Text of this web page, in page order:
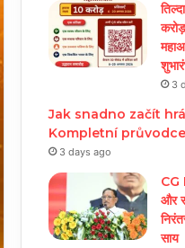
करोड़
3
Jak snadno začít
Kompletní
3 days ago
CG
और
साय